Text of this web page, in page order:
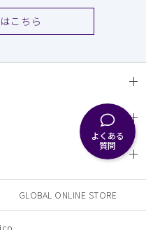
よくある
質問
こちら
GLOBAL ONLINE STORE